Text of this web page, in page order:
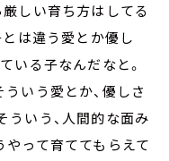
厳しい育ち方はしてる
とは違う愛とか優し
いる子なんだなと。
いう愛とか、優しさ
ういう、人間的な面み
って育ててもらえて